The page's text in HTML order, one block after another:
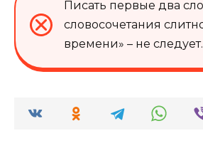
Писать первые два
словосочетания
времени» – не следует.